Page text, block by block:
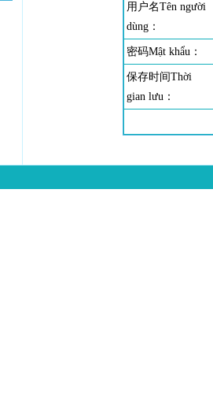
用户名Tên người
dùng：
密码Mật khẩu：
保存时间Thời
gian lưu：